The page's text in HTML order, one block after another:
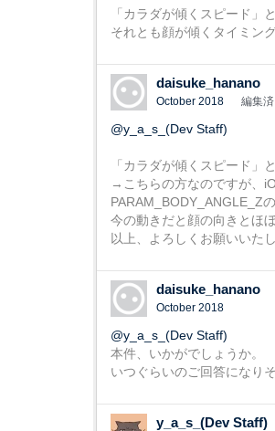
「カラダが傾くスピード」
それとも顔が傾くタイミン
daisuke_hanano
October 2018 編集
@y_a_s_(Dev Staff)
「カラダが傾くスピード」
→こちらの方なのですが、
PARAM_BODY_ANGLE_Z
今の動きだと顔の向きとほ
以上、よろしくお願いいたし
daisuke_hanano
October 2018
@y_a_s_(Dev Staff)
本件、いかがでしょうか。
いつぐらいのご回答になり
y_a_s_(Dev Staff)